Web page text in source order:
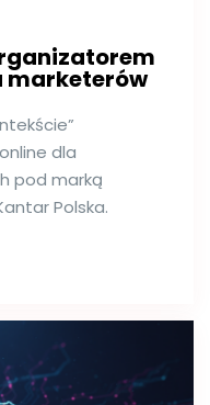
marketerów
dla
pod marką
Polska.